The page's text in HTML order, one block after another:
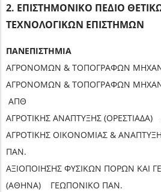
2. ΕΠΙΣΤΗΜΟΝΙΚΟ ΠΕΔΙΟ
ΤΕΧΝΟΛΟΓΙΚΩΝ ΕΠΙΣΤΗΜΩΝ
ΠΑΝΕΠΙΣΤΗΜΙΑ
ΑΓΡΟΝΟΜΩΝ & ΤΟΠΟΓΡΑΦΩΝ
ΑΓΡΟΝΟΜΩΝ & ΤΟΠΟΓΡΑΦΩΝ
ΑΠΘ
ΑΓΡΟΤΙΚΗΣ ΑΝΑΠΤΥΞΗΣ
ΑΓΡΟΤΙΚΗΣ ΟΙΚΟΝΟΜΙΑΣ &
ΠΑΝ.
ΑΞΙΟΠΟΙΗΣΗΣ ΦΥΣΙΚΩΝ ΠΟΡΩΝ ΚΑΙ
(ΑΘΗΝΑ) ΓΕΩΠΟΝΙΚΟ ΠΑΝ.